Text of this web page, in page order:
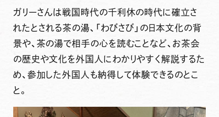
ガリーさんは戦国時代の千利休の時代に確立さ
れたとされる茶の湯、「わびさび」の日本文化の背
景や、茶の湯で相手の心を読むことなど、お茶会
の歴史や文化を外国人にわかりやすく解説するた
め、参加した外国人も納得して体験できるのとこ
と。